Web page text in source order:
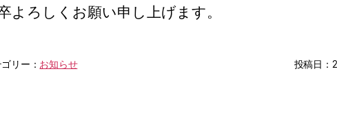
よろしくお願い申し上げます。
リー： お知らせ 投稿日：